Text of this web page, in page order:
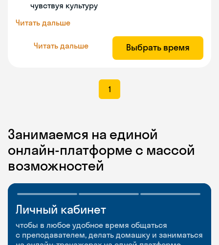
чувствуя культуру
Читать дальше
Читать дальше Выбрать время
1
Занимаемся на единой
онлайн-платформе с массой
возможностей
Личный кабинет
чтобы в любое удобное время общаться
с преподавателем, делать домашку и заниматься
Мобильное
приложение
чтобы заниматься и изучать новые слова где
Разговорные клубы
и Talks
Групповые занятия для разговорной практики